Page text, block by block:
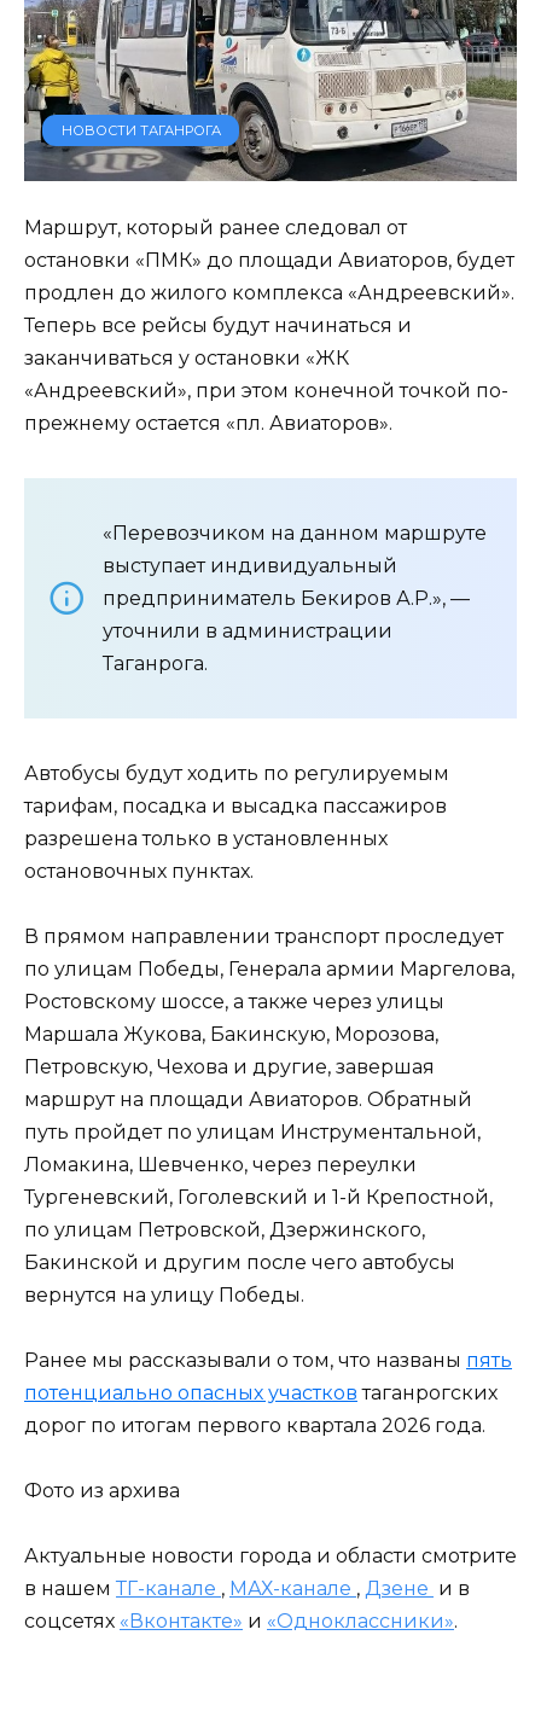
НОВОСТИ ТАГАНРОГА
Маршрут, который ранее следовал от
остановки «ПМК» до площади Авиаторов, будет
продлен до жилого комплекса «Андреевский».
Теперь все рейсы будут начинаться и
заканчиваться у остановки «ЖК
«Андреевский», при этом конечной точкой по-
прежнему остается «пл. Авиаторов».
«Перевозчиком на данном маршруте
выступает индивидуальный
предприниматель Бекиров А.Р.», —
уточнили в администрации
Таганрога.
Автобусы будут ходить по регулируемым
тарифам, посадка и высадка пассажиров
разрешена только в установленных
остановочных пунктах.
В прямом направлении транспорт проследует
по улицам Победы, Генерала армии Маргелова,
Ростовскому шоссе, а также через улицы
Маршала Жукова, Бакинскую, Морозова,
Петровскую, Чехова и другие, завершая
маршрут на площади Авиаторов. Обратный
путь пройдет по улицам Инструментальной,
Ломакина, Шевченко, через переулки
Тургеневский, Гоголевский и 1-й Крепостной,
по улицам Петровской, Дзержинского,
Бакинской и другим после чего автобусы
вернутся на улицу Победы.
Ранее мы рассказывали о том, что названы пять
потенциально опасных участков таганрогских
дорог по итогам первого квартала 2026 года.
Фото из архива
Актуальные новости города и области смотрите
в нашем ТГ-канале , МАХ-канале , Дзене и в
соцсетях «Вконтакте» и «Одноклассники».